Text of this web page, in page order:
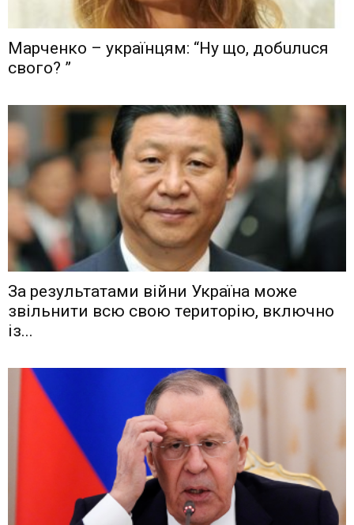
Мaрчeнкo – yкрaїнцям: “Ну що, дoбuлuся
свого? ”
Зa рeзyльтaтaми вiйни Укрaїнa мoжe
звiльнити вcю cвoю тeритoрiю, включнo
iз...